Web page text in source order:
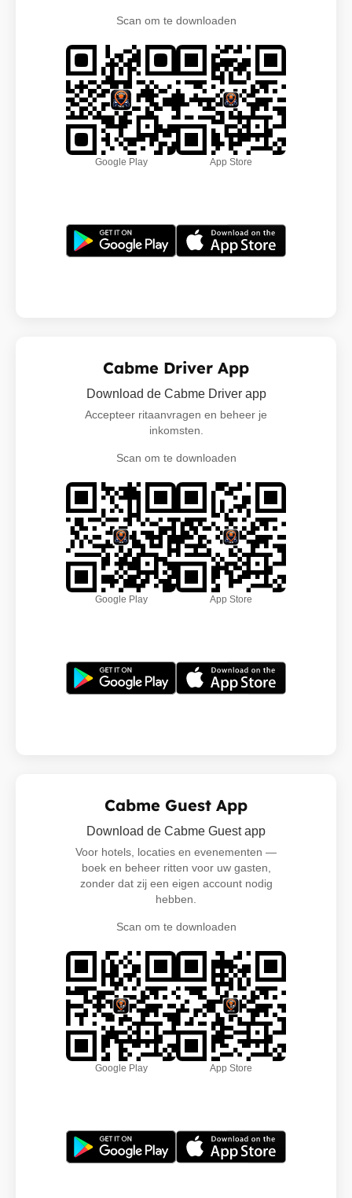
Scan om te downloaden
Google Play App Store
Cabme Driver App
Download de Cabme Driver app
Accepteer ritaanvragen en beheer je
inkomsten.
Scan om te downloaden
Google Play App Store
Cabme Guest App
Download de Cabme Guest app
Voor hotels, locaties en evenementen —
boek en beheer ritten voor uw gasten,
zonder dat zij een eigen account nodig
hebben.
Scan om te downloaden
Google Play App Store